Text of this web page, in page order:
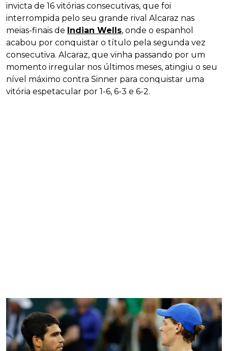
invicta de 16 vitórias consecutivas, que foi
interrompida pelo seu grande rival Alcaraz nas
meias-finais de Indian Wells, onde o espanhol
acabou por conquistar o título pela segunda vez
consecutiva. Alcaraz, que vinha passando por um
momento irregular nos últimos meses, atingiu o seu
nível máximo contra Sinner para conquistar uma
vitória espetacular por 1-6, 6-3 e 6-2.